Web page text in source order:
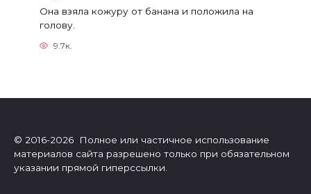
Она взяла кожуру от банана и положила на
голову.
9.7к.
© 2016-2026 Полное или частичное использование
материалов сайта разрешено только при обязательном
указании прямой гиперссылки.